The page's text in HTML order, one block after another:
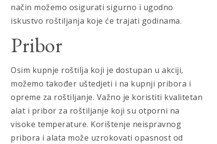
način možemo osigurati sigurno i ugodno
iskustvo roštiljanja koje će trajati godinama.
Pribor
Osim kupnje roštilja koji je dostupan u akciji,
možemo također uštedjeti i na kupnji pribora i
opreme za roštiljanje. Važno je koristiti kvalitetan
alat i pribor za roštiljanje koji su otporni na
visoke temperature. Korištenje neispravnog
pribora i alata može uzrokovati opasnost od